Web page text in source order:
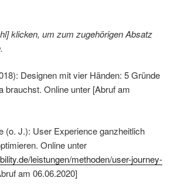
klicken, um zum zugehörigen Absatz
Designen mit vier Händen: 5 Gründe
brauchst. Online unter [Abruf am
(o. J.): User Experience ganzheitlich
Online unter
leistungen/methoden/user-journey-
am 06.06.2020]